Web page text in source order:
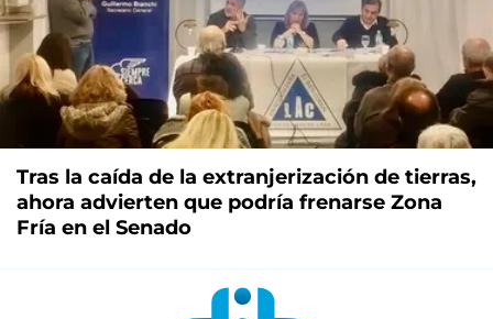
Tras la caída de la extranjerización de tierras,
ahora advierten que podría frenarse Zona
Fría en el Senado